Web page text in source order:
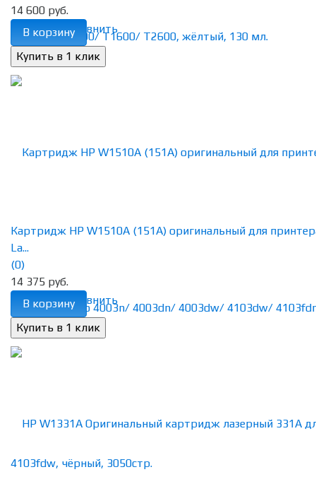
избранное сравнить
14 600 руб.
В корзину
избранное сравнить
Картридж HP W1510A (151A) оригинальный для
La...
(0)
14 375 руб.
В корзину